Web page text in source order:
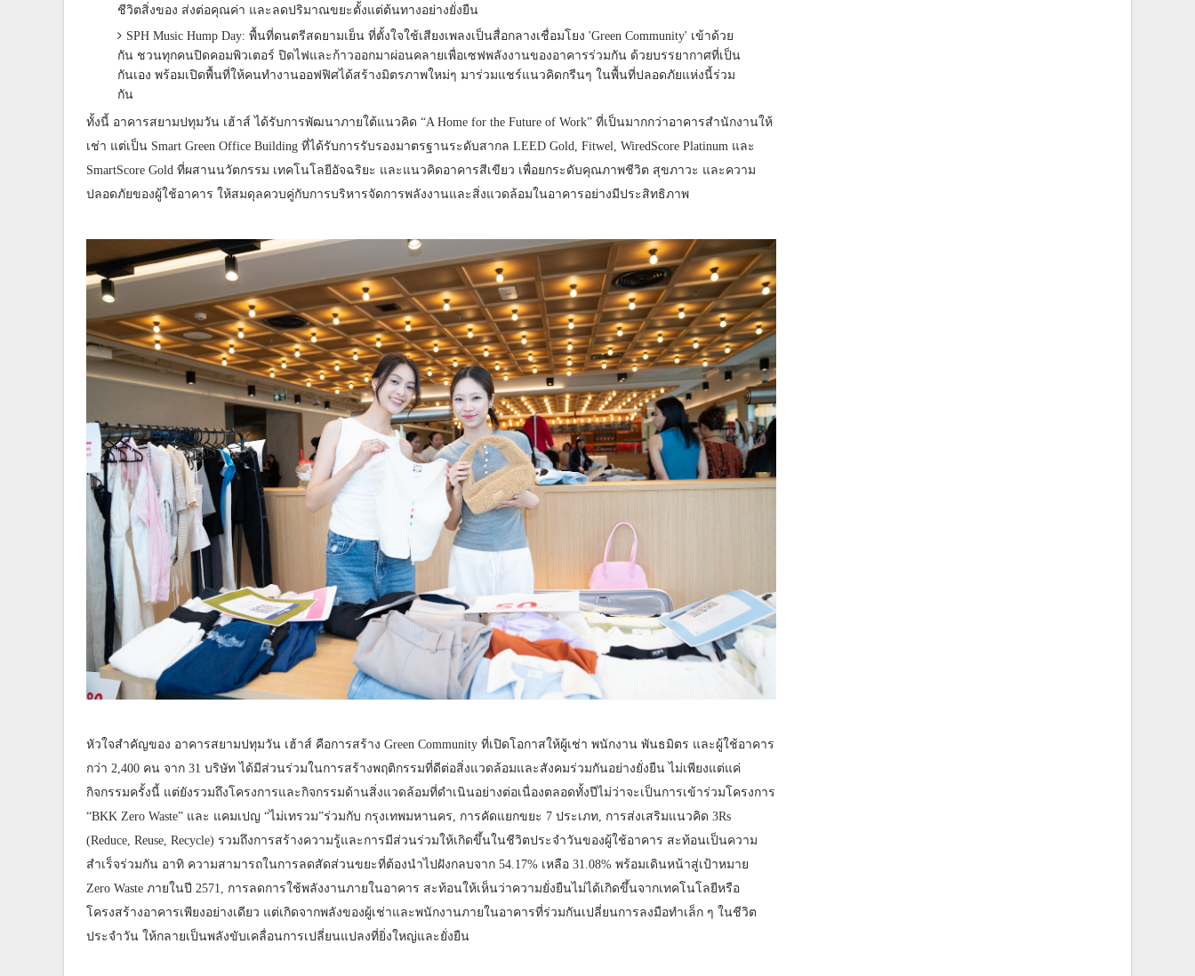
ชีวิตสิ่งของ ส่งต่อคุณค่า และลดปริมาณขยะตั้งแต่ต้นทางอย่างยั่งยืน
SPH Music Hump Day: พื้นที่ดนตรีสดยามเย็น ที่ตั้งใจใช้เสียงเพลงเป็นสื่อกลางเชื่อมโยง 'Green Community' เข้าด้วย
กัน ชวนทุกคนปิดคอมพิวเตอร์ ปิดไฟและก้าวออกมาผ่อนคลายเพื่อเซฟพลังงานของอาคารร่วมกัน ด้วยบรรยากาศที่เป็น
กันเอง พร้อมเปิดพื้นที่ให้คนทำงานออฟฟิศได้สร้างมิตรภาพใหม่ๆ มาร่วมแชร์แนวคิดกรีนๆ ในพื้นที่ปลอดภัยแห่งนี้ร่วม
กัน
ทั้งนี้ อาคารสยามปทุมวัน เฮ้าส์ ได้รับการพัฒนาภายใต้แนวคิด “A Home for the Future of Work” ที่เป็นมากกว่าอาคารสำนักงานให้
เช่า แต่เป็น Smart Green Office Building ที่ได้รับการรับรองมาตรฐานระดับสากล LEED Gold, Fitwel, WiredScore Platinum และ
SmartScore Gold ที่ผสานนวัตกรรม เทคโนโลยีอัจฉริยะ และแนวคิดอาคารสีเขียว เพื่อยกระดับคุณภาพชีวิต สุขภาวะ และความ
ปลอดภัยของผู้ใช้อาคาร ให้สมดุลควบคู่กับการบริหารจัดการพลังงานและสิ่งแวดล้อมในอาคารอย่างมีประสิทธิภาพ
หัวใจสำคัญของ อาคารสยามปทุมวัน เฮ้าส์ คือการสร้าง Green Community ที่เปิดโอกาสให้ผู้เช่า พนักงาน พันธมิตร และผู้ใช้อาคาร
กว่า 2,400 คน จาก 31 บริษัท ได้มีส่วนร่วมในการสร้างพฤติกรรมที่ดีต่อสิ่งแวดล้อมและสังคมร่วมกันอย่างยั่งยืน ไม่เพียงแต่แค่
กิจกรรมครั้งนี้ แต่ยังรวมถึงโครงการและกิจกรรมด้านสิ่งแวดล้อมที่ดำเนินอย่างต่อเนื่องตลอดทั้งปีไม่ว่าจะเป็นการเข้าร่วมโครงการ
“BKK Zero Waste” และ แคมเปญ “ไม่เทรวม”ร่วมกับ กรุงเทพมหานคร, การคัดแยกขยะ 7 ประเภท, การส่งเสริมแนวคิด 3Rs
(Reduce, Reuse, Recycle) รวมถึงการสร้างความรู้และการมีส่วนร่วมให้เกิดขึ้นในชีวิตประจำวันของผู้ใช้อาคาร สะท้อนเป็นความ
สำเร็จร่วมกัน อาทิ ความสามารถในการลดสัดส่วนขยะที่ต้องนำไปฝังกลบจาก 54.17% เหลือ 31.08% พร้อมเดินหน้าสู่เป้าหมาย
Zero Waste ภายในปี 2571, การลดการใช้พลังงานภายในอาคาร สะท้อนให้เห็นว่าความยั่งยืนไม่ได้เกิดขึ้นจากเทคโนโลยีหรือ
โครงสร้างอาคารเพียงอย่างเดียว แต่เกิดจากพลังของผู้เช่าและพนักงานภายในอาคารที่ร่วมกันเปลี่ยนการลงมือทำเล็ก ๆ ในชีวิต
ประจำวัน ให้กลายเป็นพลังขับเคลื่อนการเปลี่ยนแปลงที่ยิ่งใหญ่และยั่งยืน